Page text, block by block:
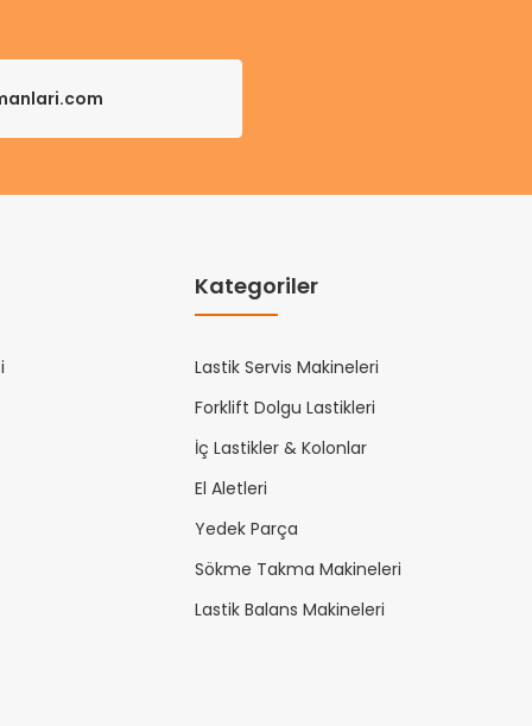
Kategoriler
Lastik Servis Makineleri
Forklift Dolgu Lastikleri
İç Lastikler & Kolonlar
El Aletleri
Yedek Parça
Sökme Takma Makineleri
Lastik Balans Makineleri